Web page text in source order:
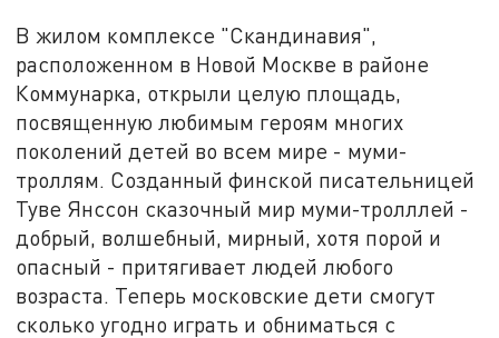
В жилом комплексе "Скандинавия",
расположенном в Новой Москве в районе
Коммунарка, открыли целую площадь,
посвященную любимым героям многих
поколений детей во всем мире - муми-
троллям. Созданный финской писательницей
Туве Янссон сказочный мир муми-тролллей -
добрый, волшебный, мирный, хотя порой и
опасный - притягивает людей любого
возраста. Теперь московские дети смогут
сколько угодно играть и обниматься с